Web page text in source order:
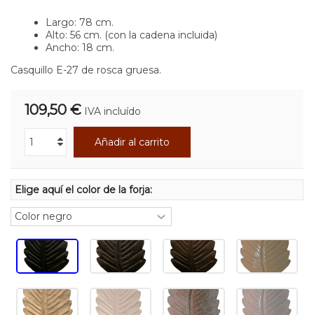
Largo: 78 cm.
Alto: 56 cm. (con la cadena incluida)
Ancho: 18 cm.
Casquillo E-27 de rosca gruesa.
109,50 € IVA incluído
Añadir al carrito
Elige aquí el color de la forja: